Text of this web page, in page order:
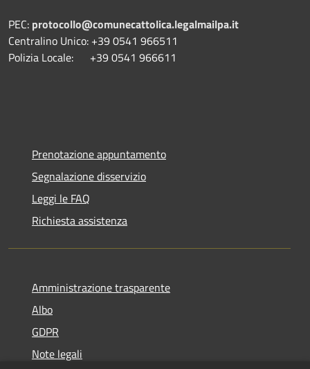
PEC: protocollo@comunecattolica.legalmailpa.it
Centralino Unico: +39 0541 966511
Polizia Locale: +39 0541 966611
Prenotazione appuntamento
Segnalazione disservizio
Leggi le FAQ
Richiesta assistenza
Amministrazione trasparente
Albo
GDPR
Note legali